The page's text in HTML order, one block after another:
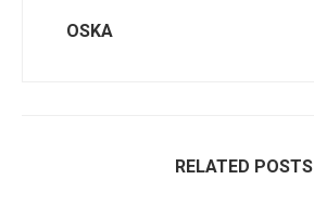
OSKA
RELATED POSTS